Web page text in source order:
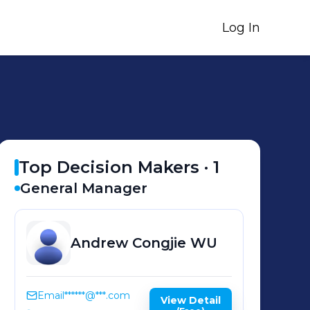
Log In
Top Decision Makers ·1
General Manager
Andrew CongjieWU
Email******@***.com
View Detail